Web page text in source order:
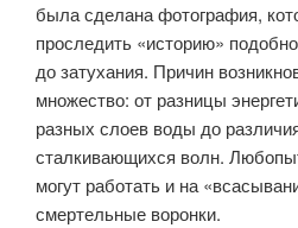
была сделана фотография,
проследить «историю»
до затухания. Причин
множество: от разницы
разных слоев воды до
сталкивающихся волн.
могут работать и на
смертельные воронки.